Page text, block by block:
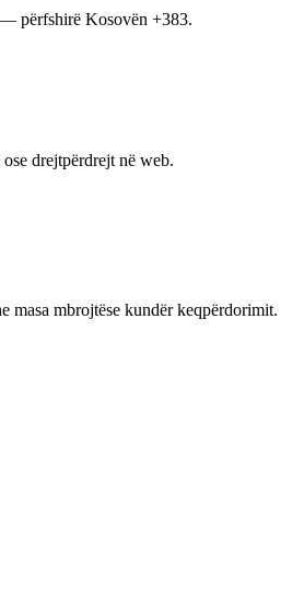
përfshirë Kosovën +383.
drejtpërdrejt në web.
mbrojtëse kundër keqpërdorimit.